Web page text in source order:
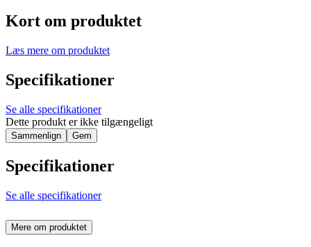
Kort om produktet
Læs mere om produktet
Specifikationer
Se alle specifikationer
Dette produkt er ikke tilgængeligt
Sammenlign Gem
Specifikationer
Se alle specifikationer
Mere om produktet